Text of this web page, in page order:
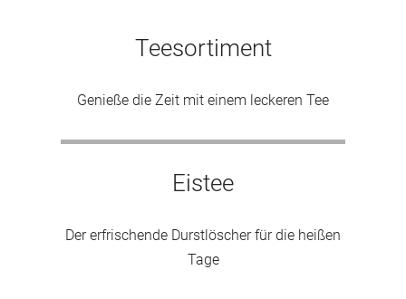
Teesortiment
Genieße die Zeit mit einem leckeren Tee
Eistee
Der erfrischende Durstlöscher für die heißen
Tage